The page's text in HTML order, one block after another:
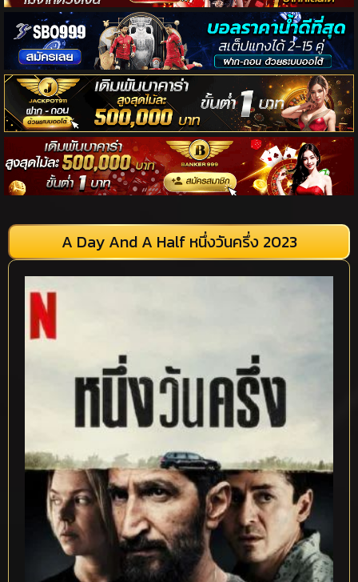
A Day And A Half หนึ่งวันครึ่ง 2023